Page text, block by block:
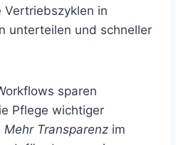
Vertriebszyklen in
unterteilen und schneller
sparen
Pflege wichtiger
Mehr Transparenz im